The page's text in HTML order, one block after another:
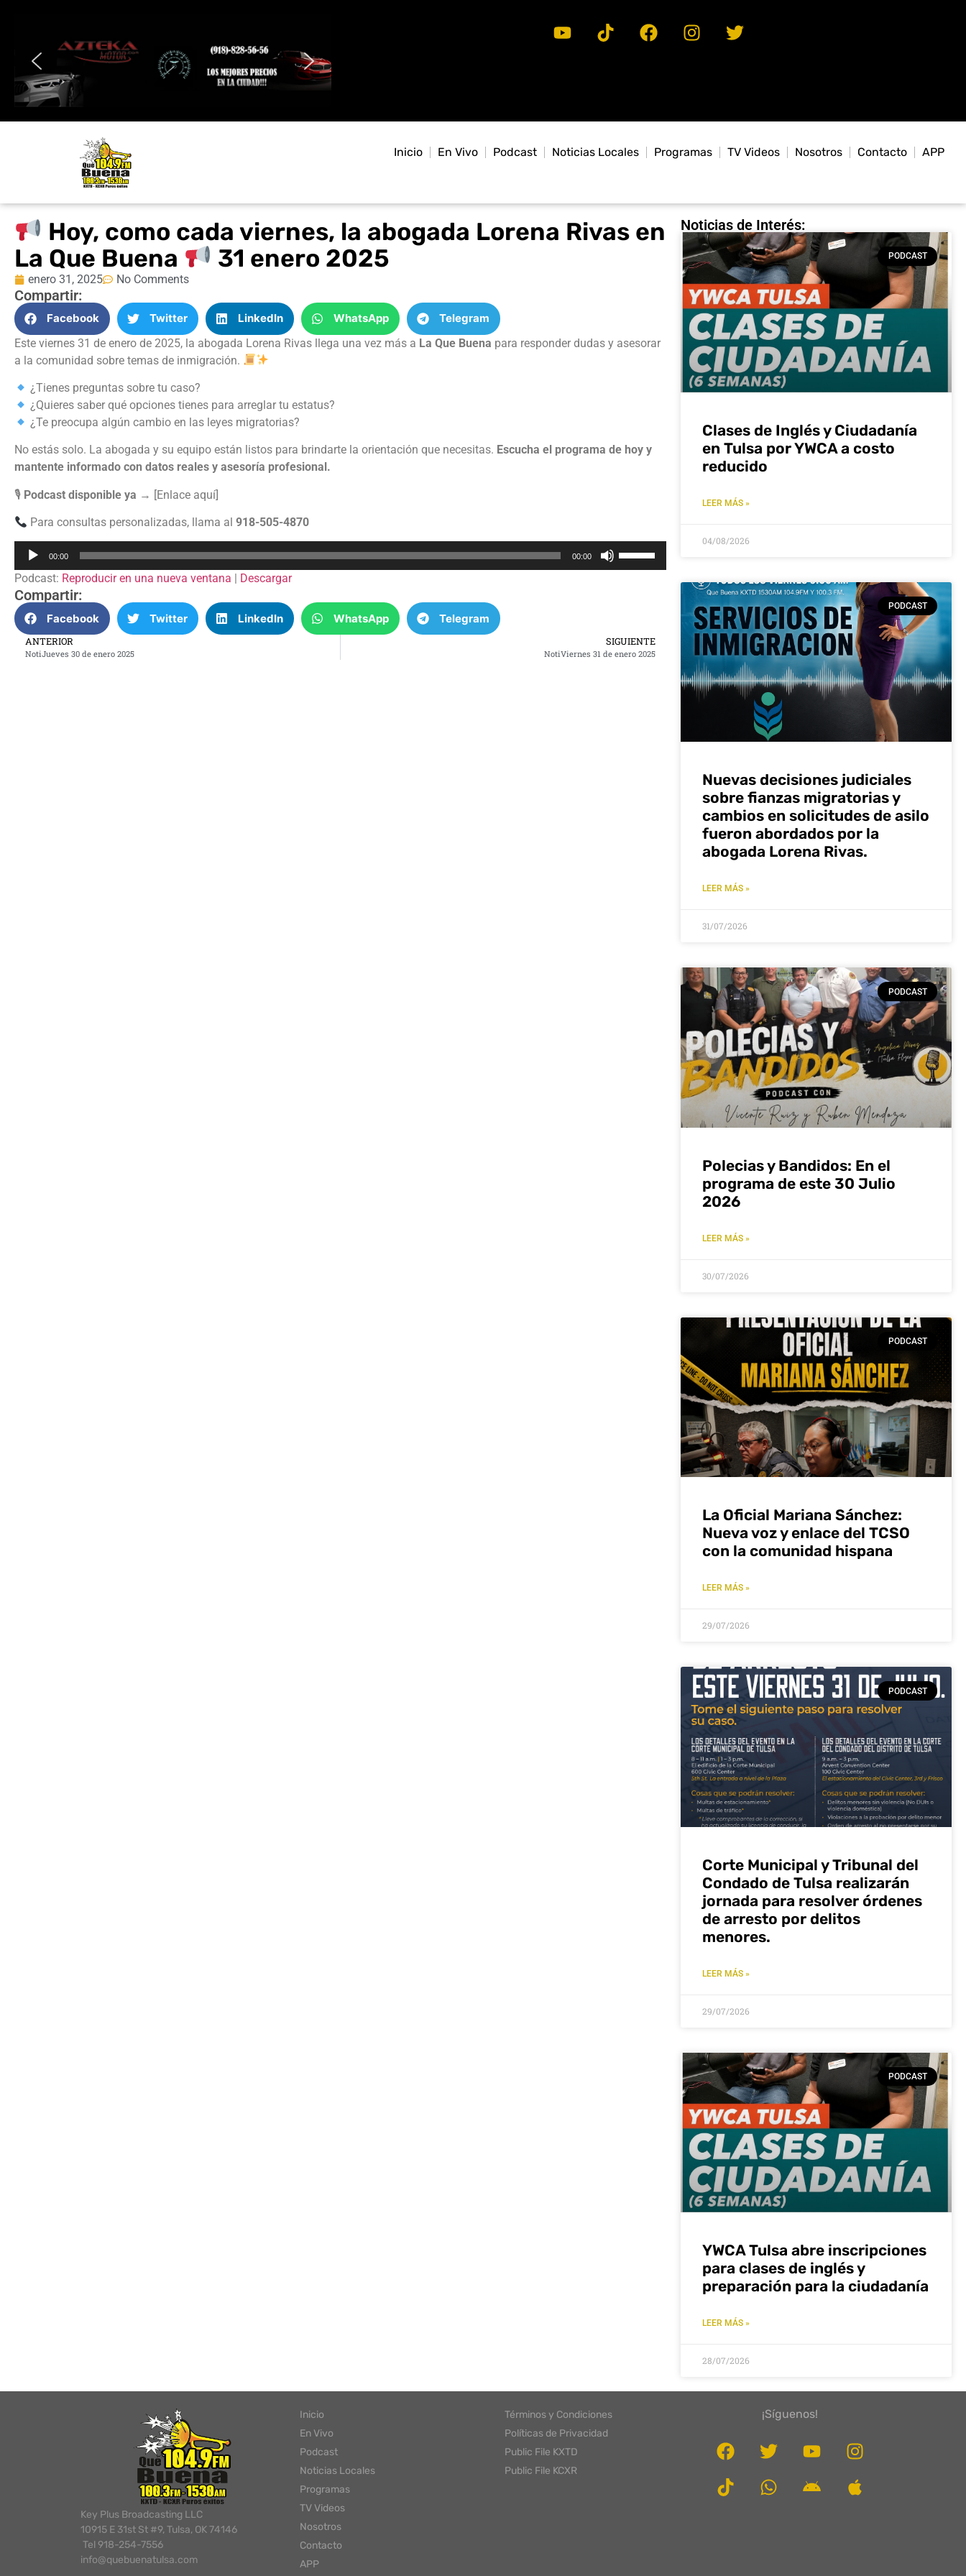
Inicio En Vivo Podcast Noticias Locales Programas TV Videos Nosotros Contacto APP
Hoy, como cada viernes, la abogada Lorena Rivas en
La Que Buena
31 enero 2025
enero 31, 2025 No Comments
Compartir:
Facebook Twitter LinkedIn WhatsApp
Telegram
Este viernes 31 de enero de 2025, la abogada Lorena Rivas llega una vez más a La Que Buena para responder dudas y asesorar
a la comunidad sobre temas de inmigración.
¿Tienes preguntas sobre tu caso?
¿Quieres saber qué opciones tienes para arreglar tu estatus?
¿Te preocupa algún cambio en las leyes migratorias?
No estás solo. La abogada y su equipo están listos para brindarte la orientación que necesitas. Escucha el programa de hoy y
mantente informado con datos reales y asesoría profesional.
🎙 Podcast disponible ya → [Enlace aquí]
Para consultas personalizadas, llama al918-505-4870
Reproductor
audio
00:00 00:00
arriba/abajo
para
Podcast: Reproducir en una nueva ventana Descargar
Compartir:
Facebook Twitter LinkedIn WhatsApp Telegram
ANTERIOR
NotiJueves 30 de enero 2025
SIGUIENTE
NotiViernes 31 de enero 2025
Noticias de Interés:
PODCAST
Clases de Inglés y Ciudadanía
en Tulsa por YWCA a costo
reducido
LEER MÁS »
04/08/2026
PODCAST
Nuevas decisiones judiciales
sobre fianzas migratorias y
cambios en solicitudes de asilo
fueron abordados por la
abogada Lorena Rivas.
LEER MÁS »
31/07/2026
PODCAST
Polecias y Bandidos: En el
programa de este 30 Julio
2026
LEER MÁS »
30/07/2026
PODCAST
La Oficial Mariana Sánchez:
Nueva voz y enlace del TCSO
con la comunidad hispana
LEER MÁS »
29/07/2026
PODCAST
Corte Municipal y Tribunal del
Condado de Tulsa realizarán
jornada para resolver órdenes
de arresto por delitos
menores.
LEER MÁS »
29/07/2026
PODCAST
YWCA Tulsa abre inscripciones
para clases de inglés y
preparación para la ciudadanía
LEER MÁS »
28/07/2026
Key Plus Broadcasting LLC
10915 E 31st St #9, Tulsa, OK 74146
Tel 918-254-7556
info@quebuenatulsa.com
Inicio
En Vivo
Podcast
Noticias Locales
Programas
TV Videos
Nosotros
Contacto
APP
Términos y Condiciones
Políticas de Privacidad
Public File KXTD
Public File KCXR
¡Síguenos!